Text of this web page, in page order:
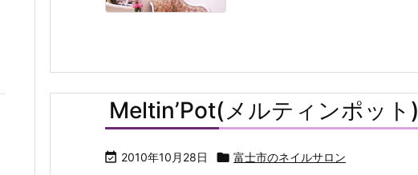
Meltin’Pot(メルティンポット)
 2010年10月28日  富士市のネイルサロン